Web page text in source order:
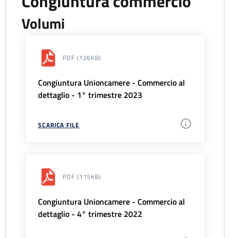
Volumi
PDF (126KB)
Congiuntura Unioncamere - Commercio al
dettaglio - 1° trimestre 2023
SCARICA FILE
PDF (115KB)
Congiuntura Unioncamere - Commercio al
dettaglio - 4° trimestre 2022